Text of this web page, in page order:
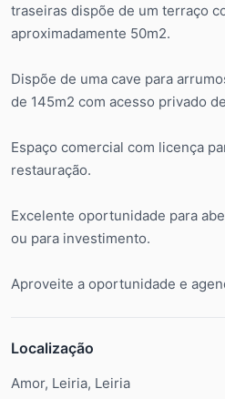
traseiras dispõe de um terraço
aproximadamente 50m2.
Dispõe de uma cave para
de 145m2 com acesso privado
Espaço comercial com licença
restauração.
Excelente oportunidade para
ou para investimento.
Aproveite a oportunidade e
Localização
Amor, Leiria, Leiria